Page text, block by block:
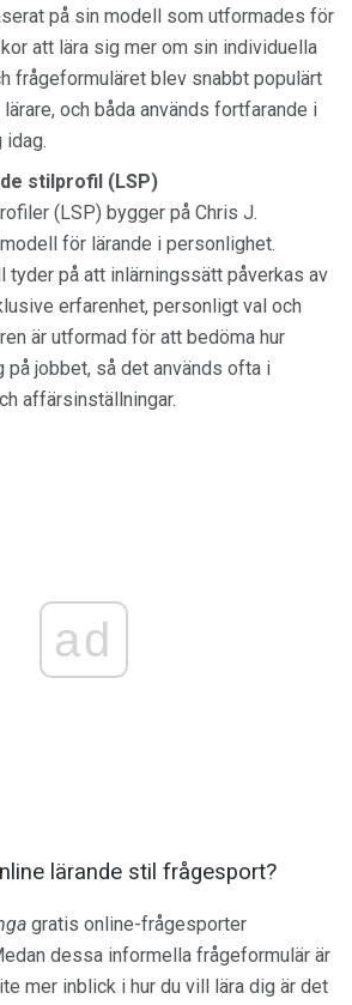
på sin modell som utformades för
att lära sig mer om sin individuella
frågeformuläret blev snabbt populärt
och båda används fortfarande i
idag.
stilprofil (LSP)
(LSP) bygger på Chris J.
för lärande i personlighet.
tyder på att inlärningssätt påverkas av
erfarenhet, personligt val och
är utformad för att bedöma hur
på jobbet, så det används ofta i
affärsinställningar.
ad
lärande stil frågesport?
gratis online-frågesporter
dessa informella frågeformulär är
mer inblick i hur du vill lära dig är det